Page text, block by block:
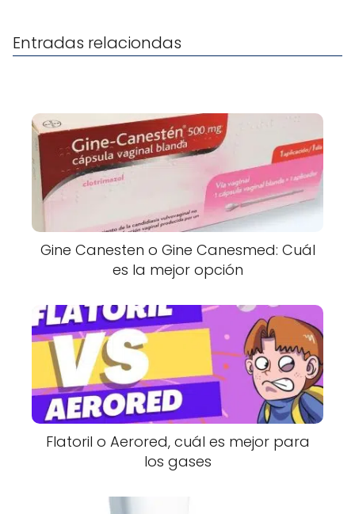
Entradas relaciondas
Gine Canesten o Gine Canesmed: Cuál
es la mejor opción
Flatoril o Aerored, cuál es mejor para
los gases